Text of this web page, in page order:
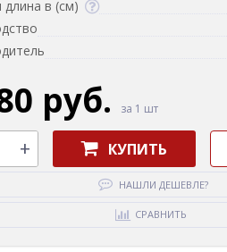
длина в (см)
руб. за 1 шт
+ КУПИТЬ
НАШЛИ ДЕШЕВЛЕ?
СРАВНИТЬ